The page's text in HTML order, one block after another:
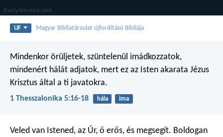
UF Magyar Bibliatársulat újfordítású Bibliája
Mindenkor örüljetek, szüntelenül imádkozzatok,
mindenért hálát adjatok, mert ez az Isten akarata Jézus
Krisztus által a ti javatokra.
1 Thesszalonika 5:16-18 hála ima
Veled van Istened, az Úr, ő erős, és megsegít. Boldogan